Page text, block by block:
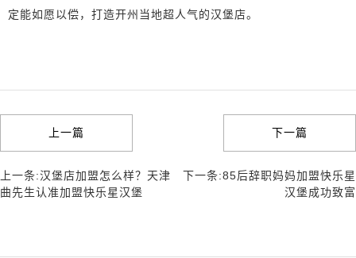
定能如愿以偿，打造开州当地超人气的汉堡店。
上一篇
上一条:汉堡店加盟怎么样？天津
曲先生认准加盟快乐星汉堡
下一篇
下一条:85后辞职妈妈加盟快乐星
汉堡成功致富